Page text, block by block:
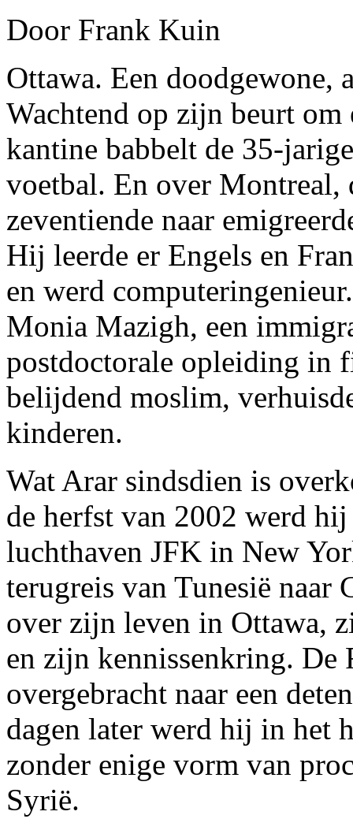
Door Frank Kuin
Ottawa. Een doodgewone,
Wachtend op zijn beurt om
kantine babbelt de 35-
voetbal. En over Montreal,
zeventiende naar
Hij leerde er Engels en
en werd
Monia Mazigh, een
postdoctorale opleiding in
belijdend moslim,
kinderen.
Wat Arar sindsdien is
de herfst van 2002 werd
luchthaven JFK in New
terugreis van Tunesië naar
over zijn leven in Ottawa,
en zijn kennissenkring.
overgebracht naar een
dagen later werd hij in het
zonder enige vorm van
Syrië.